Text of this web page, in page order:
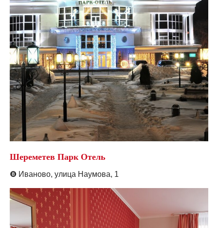
Шереметев Парк Отель
❽ Иваново, улица Наумова, 1